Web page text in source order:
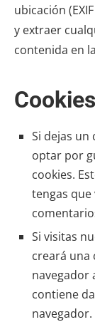
ubicación
y extraer
contenida en
Cookies
Si dejas
optar por
cookies.
tengas
Si visitas
creará una
navegador
contiene
navegador.